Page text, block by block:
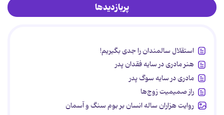
پربازدیدها
استقلال سالمندان را جدی بگیریم!
هنر مادری در سایه‌ فقدان پدر
مادری در سایه سوگ پدر
راز صمیمیت زوج‌ها
روایت هزاران ساله انسان بر بوم سنگ و آسمان